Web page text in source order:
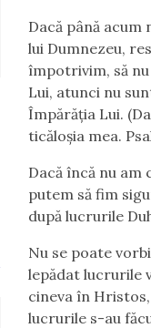
Dacă până
lui Dumnezeu,
împotrivim, să
Lui, atunci nu
Împărăția Lui.
ticăloșia mea.
Dacă încă nu am
putem să fim
după lucrurile
Nu se poate
lepădat lucrurile
cineva în
lucrurile s-au